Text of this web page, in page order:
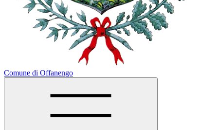
Comune di Offanengo